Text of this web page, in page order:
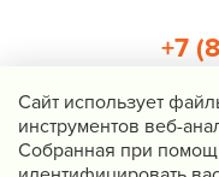
+7
Cайт использует
инструментов веб-
Собранная при